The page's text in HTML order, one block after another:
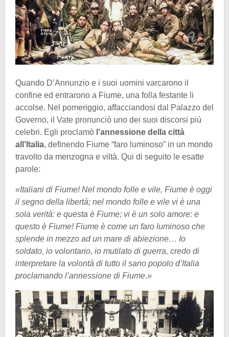
Quando D’Annunzio e i suoi uomini varcarono il
confine ed entrarono a Fiume, una folla festante li
accolse. Nel pomeriggio, affacciandosi dal Palazzo del
Governo, il Vate pronunciò uno dei suoi discorsi più
celebri. Egli proclamò l’annessione della città
all’Italia, definendo Fiume “faro luminoso” in un mondo
travolto da menzogna e viltà. Qui di seguito le esatte
parole:
«Italiani di Fiume! Nel mondo folle e vile, Fiume è oggi
il segno della libertà; nel mondo folle e vile vi è una
sola verità: e questa è Fiume; vi è un solo amore: e
questo è Fiume! Fiume è come un faro luminoso che
splende in mezzo ad un mare di abiezione… Io
soldato, io volontario, io mutilato di guerra, credo di
interpretare la volontà di tutto il sano popolo d’Italia
proclamando l’annessione di Fiume.»